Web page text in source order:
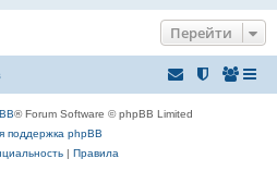
Перейти
® Forum Software © phpBB Limited
поддержка phpBB
| Правила